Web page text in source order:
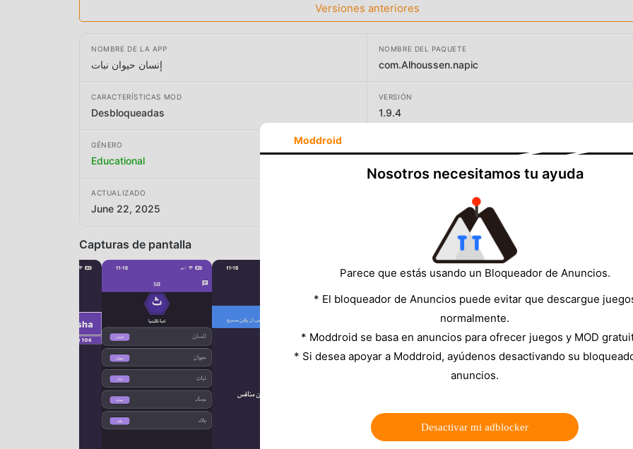
Versiones anteriores
NOMBRE DE LA APP
إنسان حيوان نبات
NOMBRE DEL PAQUETE
com.Alhoussen.napic
CARACTERÍSTICAS MOD
Desbloqueadas
VERSIÓN
1.9.4
GÉNERO
Educational
ACTUALIZADO
June 22, 2025
Capturas de pantalla
Moddroid
Nosotros necesitamos tu ayuda
Parece que estás usando un Bloqueador de Anuncios.
* El bloqueador de Anuncios puede evitar que descargue
normalmente.
* Moddroid se basa en anuncios para ofrecer juegos y MOD
* Si desea apoyar a Moddroid, ayúdenos desactivando su
anuncios.
Desactivar mi adblocker